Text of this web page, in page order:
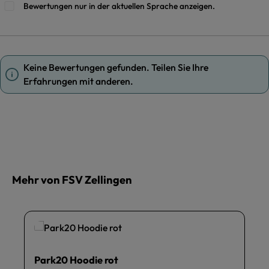
Bewertungen nur in der aktuellen Sprache anzeigen.
Keine Bewertungen gefunden. Teilen Sie Ihre
Erfahrungen mit anderen.
Mehr von FSV Zellingen
Park20 Hoodie rot